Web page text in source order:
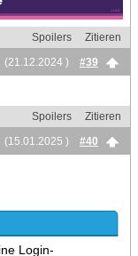
Login-
Spoilers
Zitieren
(21.12.2024 )
#39
Spoilers
Zitieren
(15.01.2025 )
#40
dann schnell